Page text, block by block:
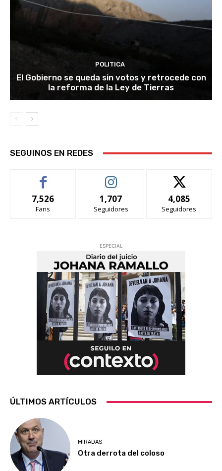
POLITICA
El Gobierno se queda sin votos y retrocede con
la reforma de la Ley de Tierras
SEGUINOS EN REDES
7,526
Fans
1,707
Seguidores
4,085
Seguidores
ESPECIAL
ÚLTIMOS ARTÍCULOS
MIRADAS
Otra derrota del coloso